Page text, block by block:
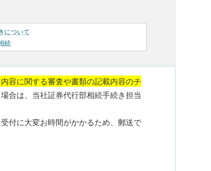
について
続
容に関する審査や書類の記載内容のチ
合は、当社証券代行部相続手続き担当
付に大変お時間がかかるため、郵送で